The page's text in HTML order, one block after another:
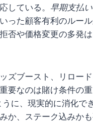
している。 早期支払い
った顧客有利のルー
否や価格変更の多発
ズブースト、リロー
要なのは賭け条件の
に、現実的に消化で
、ステーク込みかも